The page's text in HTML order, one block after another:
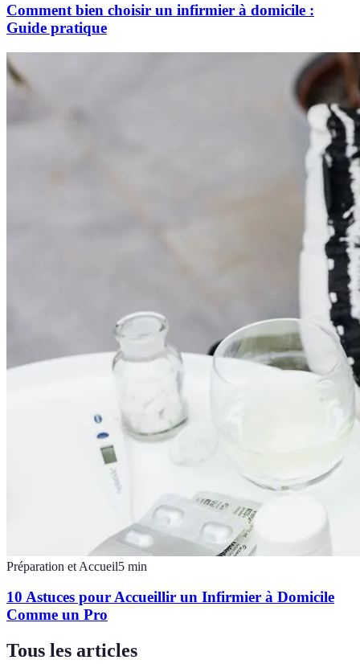
Comment bien choisir un infirmier à domicile :
Guide pratique
Préparation et Accueil5 min
10 Astuces pour Accueillir un Infirmier à Domicile
Comme un Pro
Tous les articles